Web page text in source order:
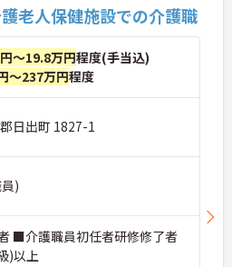
老人保健施設での介護職
～19.8万円程度(手当込)
～237万円程度
日出町 1827-1
)
■介護職員初任者研修修了者
)以上